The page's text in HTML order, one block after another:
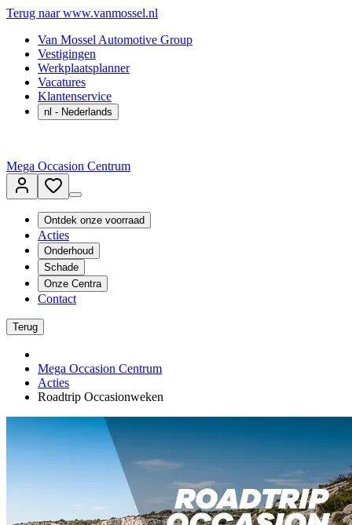
Terug naar www.vanmossel.nl
Van Mossel Automotive Group
Vestigingen
Werkplaatsplanner
Vacatures
Klantenservice
nl - Nederlands
Mega Occasion Centrum
Ontdek onze voorraad
Acties
Onderhoud
Schade
Onze Centra
Contact
Terug
Mega Occasion Centrum
Acties
Roadtrip Occasionweken